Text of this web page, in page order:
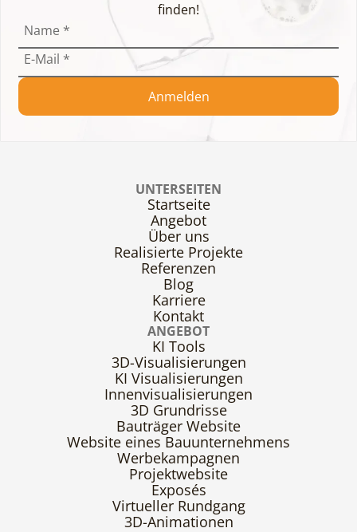
finden!
Name *
E-Mail *
Anmelden
UNTERSEITEN
Startseite
Angebot
Über uns
Realisierte Projekte
Referenzen
Blog
Karriere
Kontakt
ANGEBOT
KI Tools
3D-Visualisierungen
KI Visualisierungen
Innenvisualisierungen
3D Grundrisse
Bauträger Website
Website eines Bauunternehmens
Werbekampagnen
Projektwebsite
Exposés
Virtueller Rundgang
3D-Animationen